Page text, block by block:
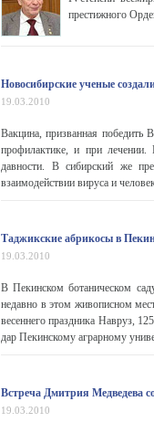
престижного
Новосибирские ученые
19.03.2010
Вакцина, призванная победить
профилактике, и при лечении.
давности. В сибирский же
взаимодействии вируса и
Таджикские абрикосы в
19.03.2010
В Пекинском ботаническом
недавно в этом живописном
весеннего праздника Навруз,
дар Пекинскому аграрному
Встреча Дмитрия Медведева
19.03.2010